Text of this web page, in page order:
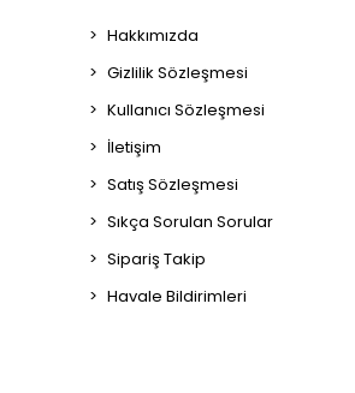
Hakkımızda
Gizlilik Sözleşmesi
Kullanıcı Sözleşmesi
İletişim
Satış Sözleşmesi
Sıkça Sorulan Sorular
Sipariş Takip
Havale Bildirimleri